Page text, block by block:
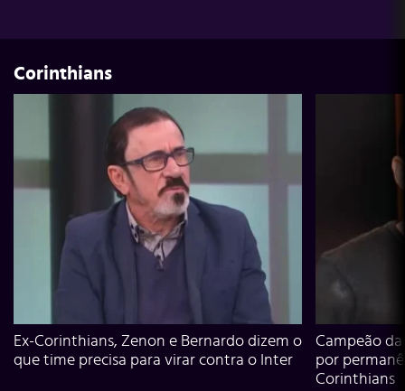
Corinthians
Ex-Corinthians, Zenon e Bernardo dizem o
que time precisa para virar contra o Inter
Campeão
por
Corinthians